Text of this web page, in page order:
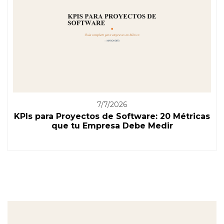
7/7/2026
KPIs para Proyectos de Software: 20 Métricas
que tu Empresa Debe Medir